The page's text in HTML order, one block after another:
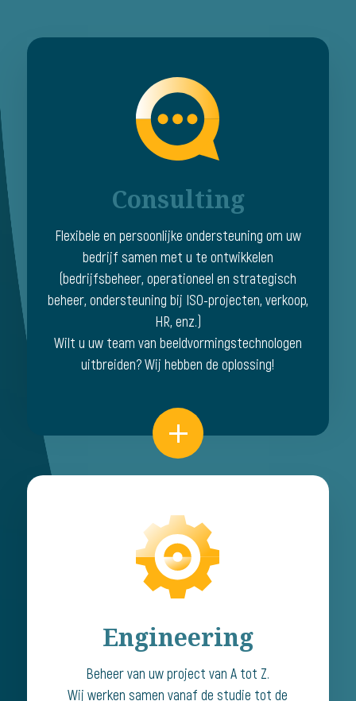
Consulting
Flexibele en persoonlijke ondersteuning om uw
bedrijf samen met u te ontwikkelen
(bedrijfsbeheer, operationeel en strategisch
beheer, ondersteuning bij ISO-projecten, verkoop,
HR, enz.)
Wilt u uw team van beeldvormingstechnologen
uitbreiden? Wij hebben de oplossing!
Engineering
Beheer van uw project van A tot Z.
Wij werken samen vanaf de studie tot de